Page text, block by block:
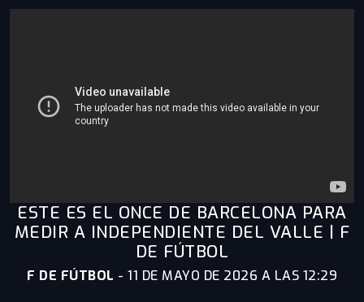
ESTE ES EL ONCE DE BARCELONA PARA
MEDIR A INDEPENDIENTE DEL VALLE | F
DE FÚTBOL
F DE FÚTBOL - 11 DE MAYO DE 2026 A LAS 12:29